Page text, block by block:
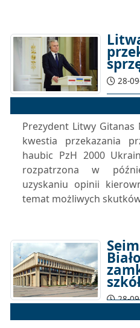
28-
Prezydent Litwy Gitanas
kwestia przekazania
haubic PzH 2000
rozpatrzona w
uzyskaniu opinii
temat możliwych
28-